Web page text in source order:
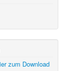
zum Download